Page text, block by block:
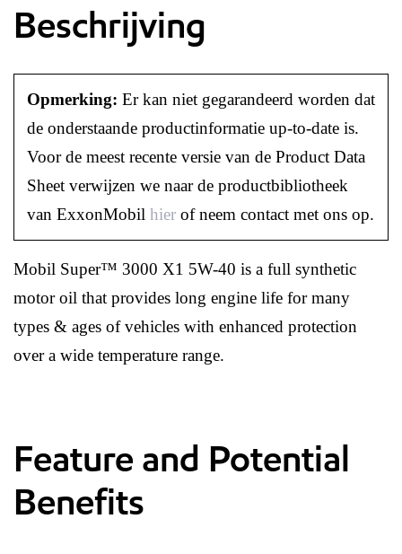
Beschrijving
Opmerking: Er kan niet gegarandeerd worden dat
de onderstaande productinformatie up-to-date is.
Voor de meest recente versie van de Product Data
Sheet verwijzen we naar de productbibliotheek
van ExxonMobil hier of neem contact met ons op.
Mobil Super™ 3000 X1 5W-40 is a full synthetic
motor oil that provides long engine life for many
types & ages of vehicles with enhanced protection
over a wide temperature range.
Feature and Potential
Benefits